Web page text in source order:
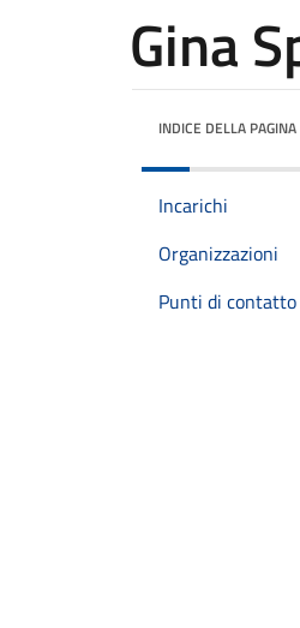
Gina
INDICE DELLA PAGINA
Incarichi
Organizzazioni
Punti di contatto